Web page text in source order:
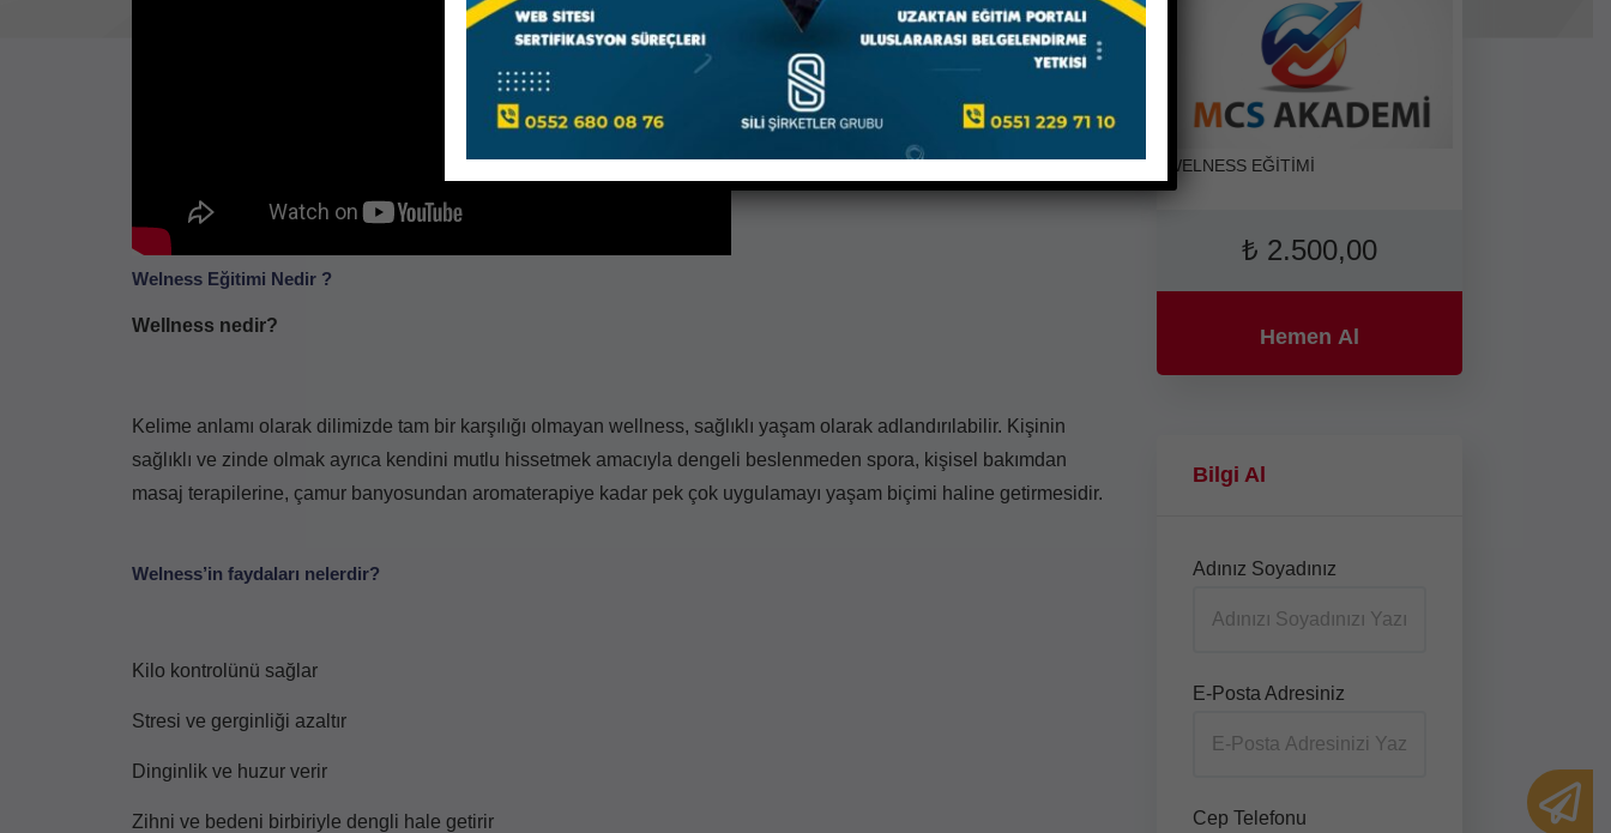
Welness Eğitimi Nedir ?
Wellness nedir?
Kelime anlamı olarak dilimizde tam bir karşılığı olmayan wellness, sağlıklı yaşam olarak adlandırılabilir. Kişinin
sağlıklı ve zinde olmak ayrıca kendini mutlu hissetmek amacıyla dengeli beslenmeden spora, kişisel bakımdan
masaj terapilerine, çamur banyosundan aromaterapiye kadar pek çok uygulamayı yaşam biçimi haline getirmesidir.
Welness’in faydaları nelerdir?
Kilo kontrolünü sağlar
Stresi ve gerginliği azaltır
Dinginlik ve huzur verir
Zihni ve bedeni birbiriyle dengli hale getirir
WELNESS EĞİTİMİ
₺ 2.500,00
Hemen Al
Bilgi Al
Adınız Soyadınız
E-Posta Adresiniz
Cep Telefonu